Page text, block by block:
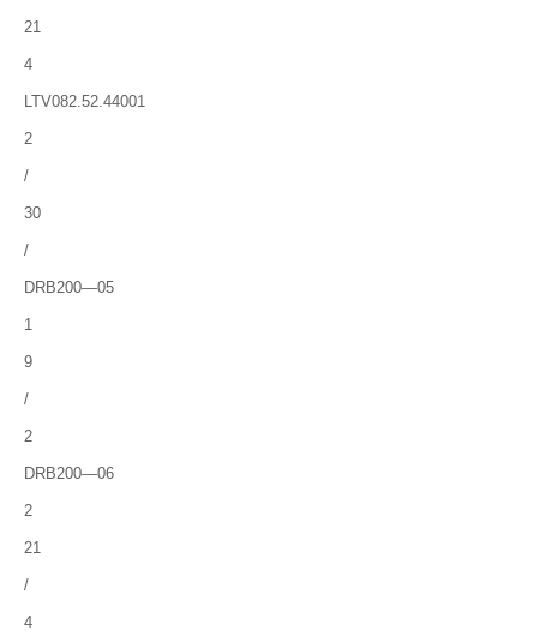
21
4
LTV082.52.44001
2
/
30
/
DRB200―05
1
9
/
2
DRB200―06
2
21
/
4